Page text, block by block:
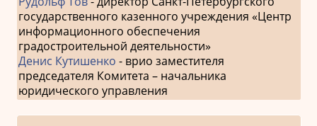
государственного казенного учреждения «Центр
информационного обеспечения
градостроительной деятельности»
Денис Кутишенко - врио заместителя
председателя Комитета – начальника
юридического управления